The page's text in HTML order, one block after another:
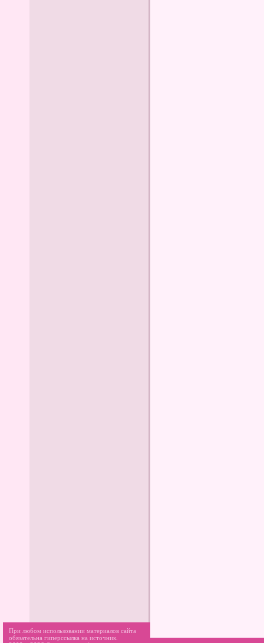
При любом использовании материалов сайта
обязательна гиперссылка на источник.